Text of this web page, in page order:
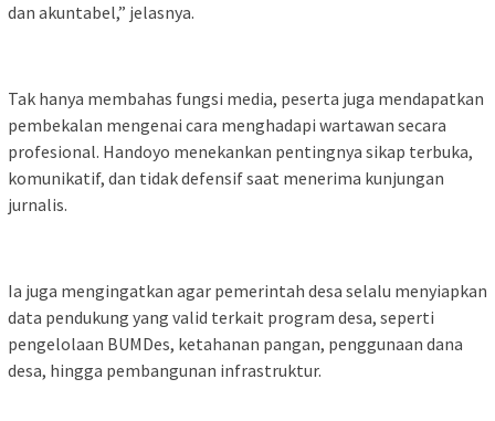
dan akuntabel,” jelasnya.
Tak hanya membahas fungsi media, peserta juga mendapatkan
pembekalan mengenai cara menghadapi wartawan secara
profesional. Handoyo menekankan pentingnya sikap terbuka,
komunikatif, dan tidak defensif saat menerima kunjungan
jurnalis.
Ia juga mengingatkan agar pemerintah desa selalu menyiapkan
data pendukung yang valid terkait program desa, seperti
pengelolaan BUMDes, ketahanan pangan, penggunaan dana
desa, hingga pembangunan infrastruktur.